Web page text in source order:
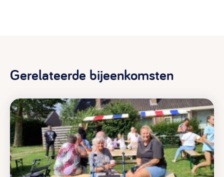
Gerelateerde bijeenkomsten